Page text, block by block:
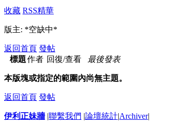
收藏 RSS精華
版主: *空缺中*
返回首頁 發帖
標題作者 回復/查看 最後發表
本版塊或指定的範圍內尚無主題。
返回首頁 發帖
伊利正妹牆 |聯繫我們 |論壇統計|Archiver|